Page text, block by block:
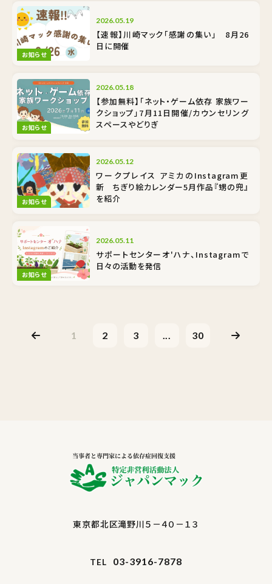
お知らせ
2026.05.19
【速報】川崎マック「感謝の集い」 8月26
日に開催
お知らせ
2026.05.18
【参加無料】「ネット・ゲーム依存 家族ワー
クショップ」7月11日開催/カウンセリング
スペースやどりぎ
お知らせ
2026.05.12
ワークプレイス アミカのInstagram更
新 ちぎり絵カレンダー5月作品『甥の兜』
を紹介
お知らせ
2026.05.11
サポートセンターオ'ハナ、Instagramで
日々の活動を発信
1 2 3 ... 30
東京都北区滝野川５－４０－１３
TEL 03-3916-7878